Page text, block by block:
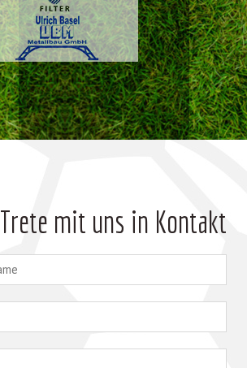
Trete mit uns in Kontakt